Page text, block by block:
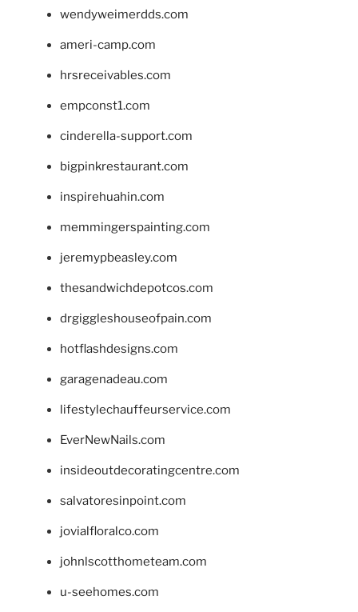
wendyweimerdds.com
ameri-camp.com
hrsreceivables.com
empconst1.com
cinderella-support.com
bigpinkrestaurant.com
inspirehuahin.com
memmingerspainting.com
jeremypbeasley.com
thesandwichdepotcos.com
drgiggleshouseofpain.com
hotflashdesigns.com
garagenadeau.com
lifestylechauffeurservice.com
EverNewNails.com
insideoutdecoratingcentre.com
salvatoresinpoint.com
jovialfloralco.com
johnlscotthometeam.com
u-seehomes.com